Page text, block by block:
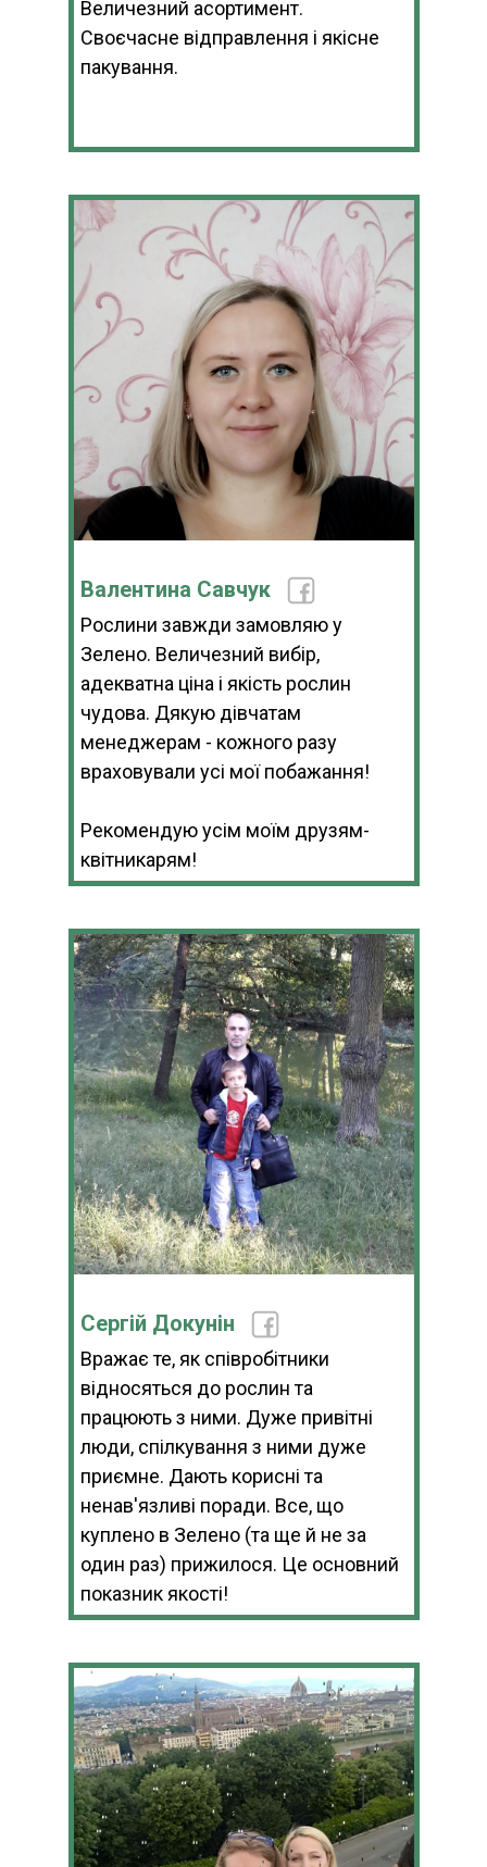
Величезний асортимент.
Своєчасне відправлення і якісне
пакування.
Валентина Савчук
Рослини завжди замовляю у
Зелено. Величезний вибір,
адекватна ціна і якість рослин
чудова. Дякую дівчатам
менеджерам - кожного разу
враховували усі мої побажання!
Рекомендую усім моїм друзям-
квітникарям!
Сергій Докунін
Вражає те, як співробітники
відносяться до рослин та
працюють з ними. Дуже привітні
люди, спілкування з ними дуже
приємне. Дають корисні та
ненав'язливі поради. Все, що
куплено в Зелено (та ще й не за
один раз) прижилося. Це основний
показник якості!